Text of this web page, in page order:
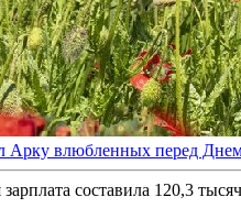
влюбленных перед Днем
составила 120,3